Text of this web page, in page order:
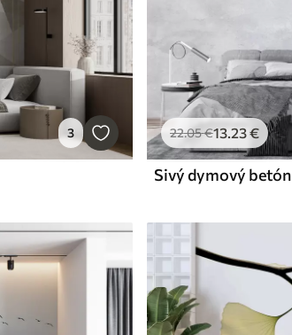
3 22.05€13.23€
Sivý dymový betón